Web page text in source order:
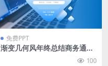
免费PPT
渐变几何风年终总结商务通用
100